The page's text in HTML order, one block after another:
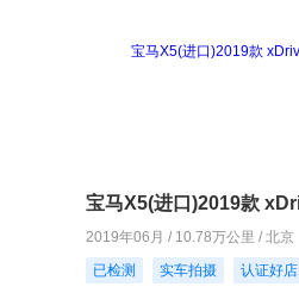
2019年06月 / 10.78万公里 / 北京
已检测
实车拍摄 认证好店